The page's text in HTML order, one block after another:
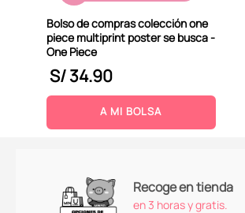
Bolso de compras colección one
piece multiprint poster se busca -
One Piece
S/34.90
A MI BOLSA
Recoge en tienda
en 3 horas y gratis.